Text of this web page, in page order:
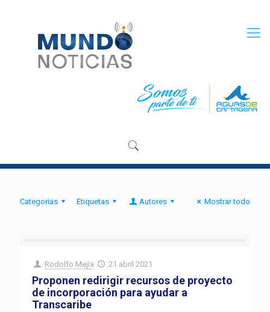
Categorias Etiquetas Autores Mostrar todo
Rodolfo Mejia 21 abril 2021
Proponen redirigir recursos de proyecto
de incorporación para ayudar a
Transcaribe